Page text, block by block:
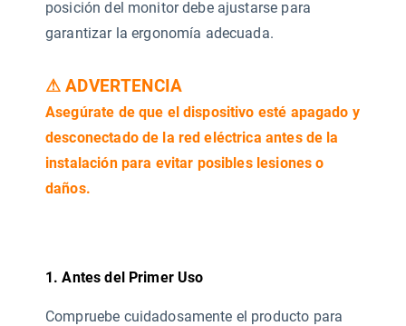
posición del monitor debe ajustarse para
garantizar la ergonomía adecuada.
⚠ ADVERTENCIA
Asegúrate de que el dispositivo esté apagado y
desconectado de la red eléctrica antes de la
instalación para evitar posibles lesiones o
daños.
1. Antes del Primer Uso
Compruebe cuidadosamente el producto para